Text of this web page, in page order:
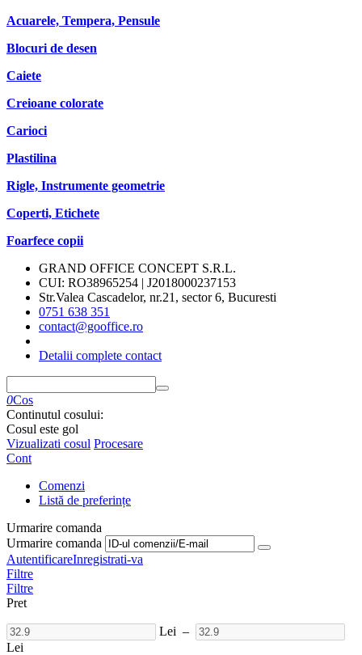
Acuarele, Tempera, Pensule
Blocuri de desen
Caiete
Creioane colorate
Carioci
Plastilina
Rigle, Instrumente geometrie
Coperti, Etichete
Foarfece copii
GRAND OFFICE CONCEPT S.R.L.
CUI: RO38965254 | J2018000237153
Str.Valea Cascadelor, nr.21, sector 6, Bucuresti
0751 638 351
contact@gooffice.ro
Detalii complete contact
0Cos
Continutul cosului:
Cosul este gol
Vizualizati cosul Procesare
Cont
Comenzi
Listă de preferințe
Urmarire comanda
Urmarire comanda
AutentificareInregistrati-va
Filtre
Filtre
Pret
Lei –
Lei